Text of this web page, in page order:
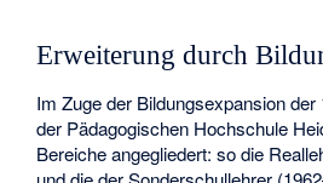
Erweiterung durch
Im Zuge der Bildungsexpansion
der Pädagogischen Hochschule
Bereiche angegliedert: so die